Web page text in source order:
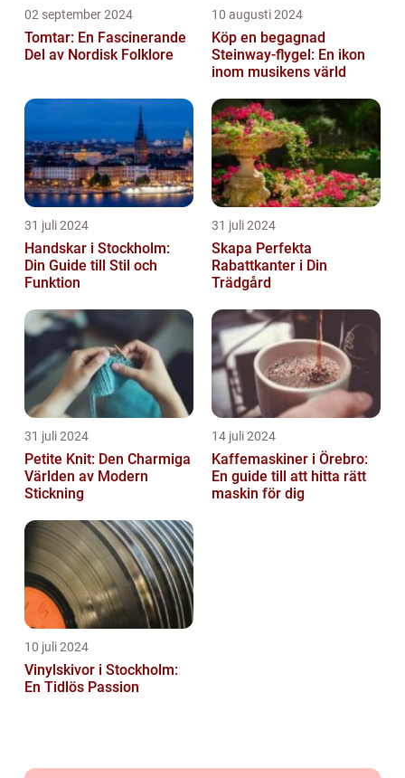
02 september 2024
Tomtar: En Fascinerande
Del av Nordisk Folklore
10 augusti 2024
Köp en begagnad
Steinway-flygel: En ikon
inom musikens värld
31 juli 2024
Handskar i Stockholm:
Din Guide till Stil och
Funktion
31 juli 2024
Skapa Perfekta
Rabattkanter i Din
Trädgård
31 juli 2024
Petite Knit: Den Charmiga
Världen av Modern
Stickning
14 juli 2024
Kaffemaskiner i Örebro:
En guide till att hitta rätt
maskin för dig
10 juli 2024
Vinylskivor i Stockholm:
En Tidlös Passion